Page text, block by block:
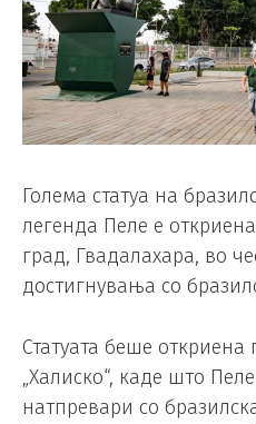
Голема статуа на
легенда Пеле е
град, Гвадалахара, во
достигнувања со
Статуата беше откриена
„Халиско“, каде што
натпревари со